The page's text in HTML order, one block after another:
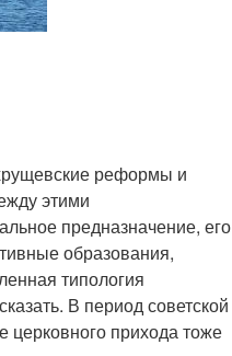
реформы и
этими
предназначение, его
образования,
типология
В период советской
церковного прихода тоже